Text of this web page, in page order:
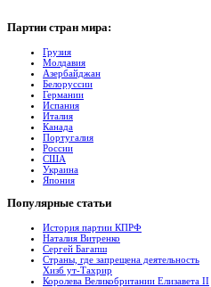
Партии стран мира:
Грузия
Молдавия
Азербайджан
Белоруссии
Германии
Испания
Италия
Канада
Португалия
России
США
Украина
Япония
Популярные cтатьи
История партии КПРФ
Наталия Витренко
Сергей Багапш
Страны, где запрещена деятельность
Хизб ут-Тахрир
Королева Великобритании Елизавета II